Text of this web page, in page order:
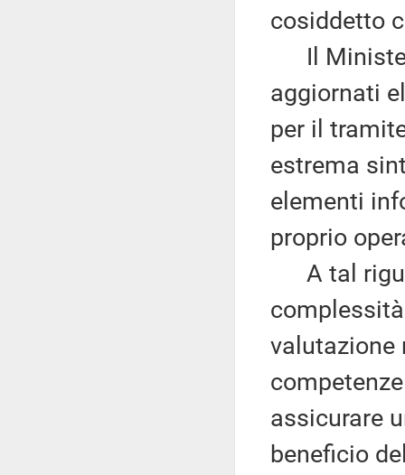
cosiddetto
Il
aggiornati
per il
estrema
elementi
proprio
A tal
valutazione
assicurare
beneficio